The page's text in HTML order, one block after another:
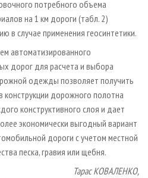
потребного объема
на 1 км дороги (табл. 2)
в случае применения геосинтетики.
автоматизированного
дорог для расчета и выбора
одежды позволяет получить
конструкции дорожного полотна
конструктивного слоя и дает
экономически выгодный вариант
дороги с учетом местной
песка, гравия или щебня.
Тарас КОВАЛЕНКО,